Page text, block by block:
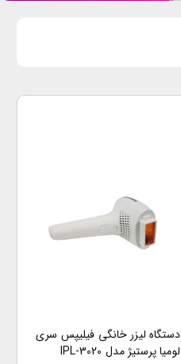
دستگاه لیزر خانگی فیلیپس سری
لومیا پرستیژ مدل IPL-3020